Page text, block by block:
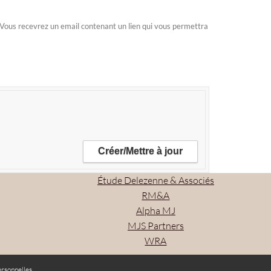
recevrez un email contenant un lien qui vous permettra
Étude Delezenne & Associés
RM&A
Alpha MJ
MJS Partners
WRA